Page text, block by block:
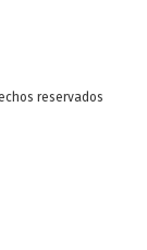
reservados